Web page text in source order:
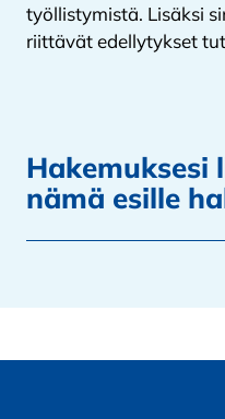
työllistymistä. Lisäksi
riittävät edellytykset
Hakemuksesi
nämä esille